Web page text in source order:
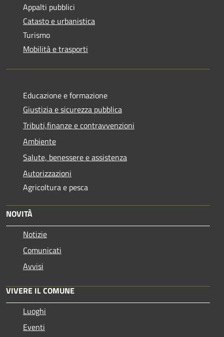
Appalti pubblici
Catasto e urbanistica
Turismo
Mobilità e trasporti
Educazione e formazione
Giustizia e sicurezza pubblica
Tributi,finanze e contravvenzioni
Ambiente
Salute, benessere e assistenza
Autorizzazioni
Agricoltura e pesca
NOVITÀ
Notizie
Comunicati
Avvisi
VIVERE IL COMUNE
Luoghi
Eventi